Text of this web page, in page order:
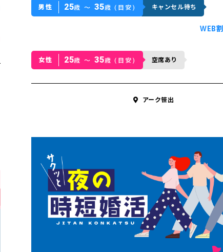
男性 25歳 〜35歳 (目安) キャンセル待ち
WEB割
女性 25歳 〜35歳 (目安) 空席あり
アーク笹出